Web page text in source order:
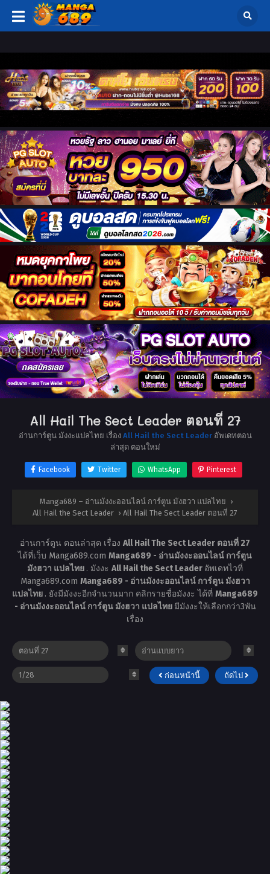
All Hail The Sect Leader ตอนที่ 27
อ่านการ์ตูน มังงะแปลไทย เรื่อง All Hail the Sect Leaderอัพเดทตอน
ล่าสุด ตอนใหม่
Facebook Twitter WhatsApp Pinterest
Manga689 – อ่านมังงะออนไลน์ การ์ตูน มังฮวา แปลไทย ›
All Hail the Sect Leader › All Hail The Sect Leader ตอนที่ 27
อ่านการ์ตูน ตอนล่าสุด เรื่อง All Hail The Sect Leader ตอนที่ 27
ได้ที่เว็บ Manga689.com Manga689 - อ่านมังงะออนไลน์ การ์ตูน
มังฮวา แปลไทย . มังงะ All Hail the Sect Leader อัพเดทไวที่
Manga689.com Manga689 - อ่านมังงะออนไลน์ การ์ตูน มังฮวา
แปลไทย . ยังมีมังงะอีกจำนวนมาก คลิกรายชื่อมังงะ ได้ที่ Manga689
- อ่านมังงะออนไลน์ การ์ตูน มังฮวา แปลไทย มีมังงะให้เลือกกว่า3พัน
เรื่อง
ก่อนหน้านี้ ถัดไป